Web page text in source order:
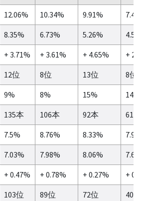
12.06% 10.34% 9.91%
8.35% 6.73% 5.26%
+ 3.71% + 3.61% + 4.65%
+
12位 8位 13位
8位
9% 8% 15%
14%
135本 106本 92本
61本
7.5% 8.76% 8.33%
7.03% 7.98% 8.06%
+ 0.47% + 0.78% + 0.27%
+
103位 89位 72位
40位